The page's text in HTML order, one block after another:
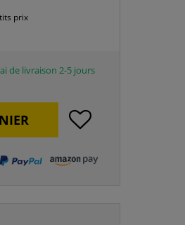
prix
de livraison 2-5 jours